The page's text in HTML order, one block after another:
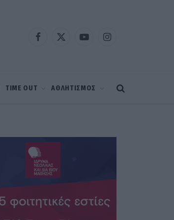
Facebook
X
YouTubeInstagram
TIME OUT ΑΘΛΗΤΙΣΜΟΣ